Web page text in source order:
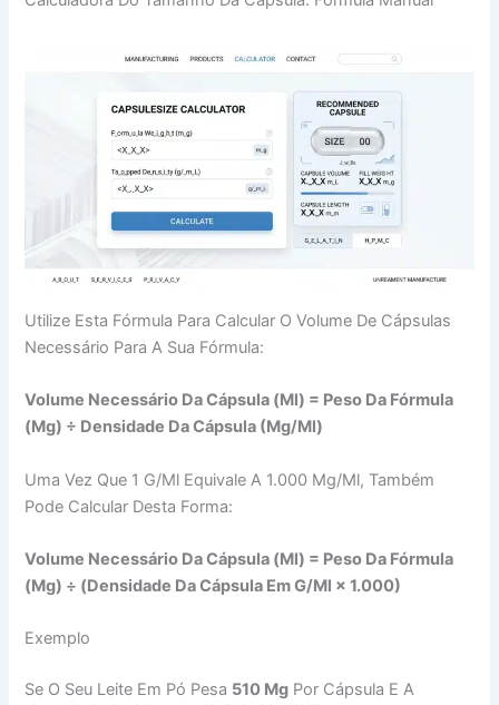
Utilize Esta Fórmula Para Calcular O Volume De Cápsulas
Necessário Para A Sua Fórmula:
Volume Necessário Da Cápsula (ml) = Peso Da Fórmula
(mg) ÷ Densidade Da Cápsula (mg/ml)
Uma Vez Que 1 G/ml Equivale A 1.000 Mg/ml, Também
Pode Calcular Desta Forma:
Volume Necessário Da Cápsula (ml) = Peso Da Fórmula
(mg) ÷ (Densidade Da Cápsula Em G/ml × 1.000)
Exemplo
Se O Seu Leite Em Pó Pesa 510 Mg Por Cápsula E A